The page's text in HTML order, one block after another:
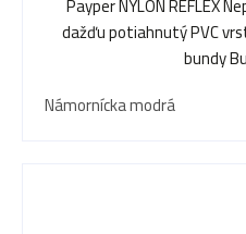
dažďu potiahnutý PVC
bundy
Námornícka modrá